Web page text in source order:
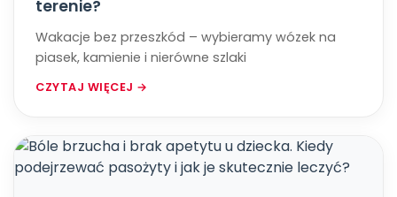
terenie?
Wakacje bez przeszkód – wybieramy wózek na
piasek, kamienie i nierówne szlaki
CZYTAJ WIĘCEJ →